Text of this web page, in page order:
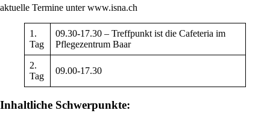
aktuelle Termine unter www.isna.ch
1.
Tag
09.30-17.30 – Treffpunkt ist die Cafeteria im
Pflegezentrum Baar
2.
Tag
09.00-17.30
Inhaltliche Schwerpunkte: